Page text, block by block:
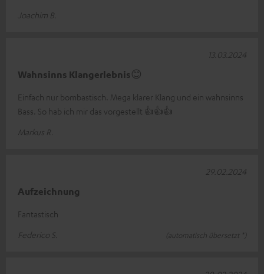
Joachim B.
Wahnsinns Klangerlebnis😊
Einfach nur bombastisch. Mega klarer Klang und ein wahnsinns
Bass. So hab ich mir das vorgestellt 👍👍👍
Markus R.
13.03.2024
Aufzeichnung
Fantastisch
Federico S.
(automatisch übersetzt *)
29.02.2024